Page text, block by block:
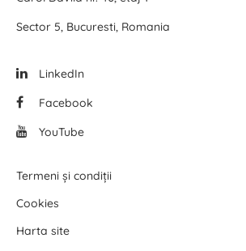
Sector 5, Bucuresti, Romania
LinkedIn
Facebook
YouTube
Termeni și condiții
Cookies
Harta site